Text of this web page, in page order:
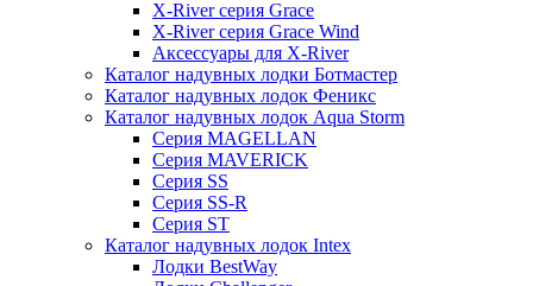
X-River серия Grace
X-River серия Grace Wind
Аксессуары для X-River
Каталог надувных лодки Ботмастер
Каталог надувных лодок Феникc
Каталог надувных лодок Aqua Storm
Серия MAGELLAN
Серия MAVERICK
Серия SS
Серия SS-R
Серия ST
Каталог надувных лодок Intex
Лодки BestWay